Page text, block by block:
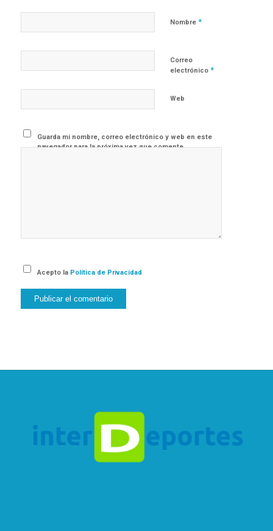
Nombre *
Correo
electrónico *
Web
Guarda mi nombre, correo electrónico y web en este
navegador para la próxima vez que comente.
Acepto la Política de Privacidad